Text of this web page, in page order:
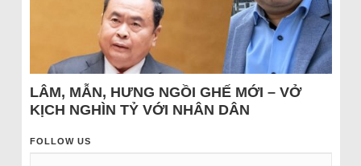
LÂM, MẪN, HƯNG NGỒI GHẾ MỚI – VỞ
KỊCH NGHÌN TỶ VỚI NHÂN DÂN
FOLLOW US